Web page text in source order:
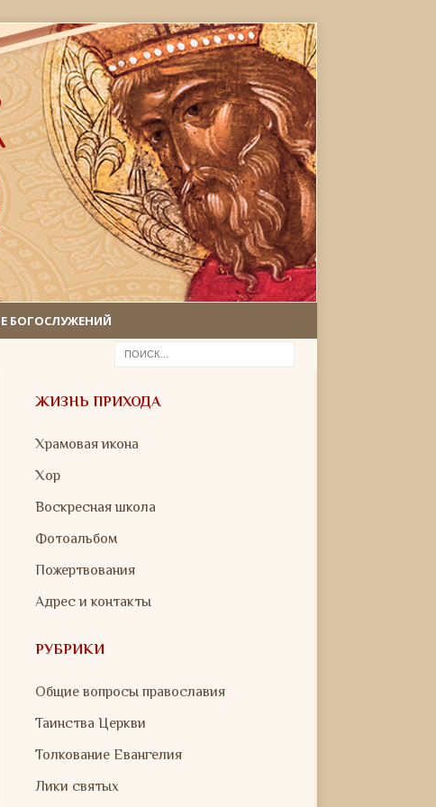
БОГОСЛУЖЕНИЙ
ЖИЗНЬ ПРИХОДА
Храмовая икона
Хор
Воскресная школа
Фотоальбом
Пожертвования
Адрес и контакты
РУБРИКИ
Общие вопросы православия
Таинства Церкви
Толкование Евангелия
Лики святых